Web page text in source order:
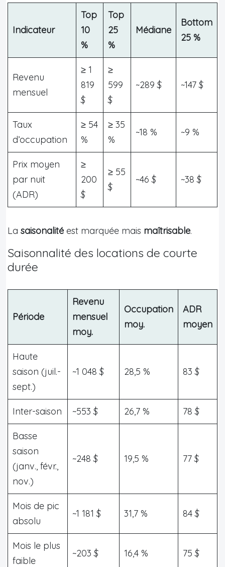
Indicateur
Top
10
%
Top
25
%
Médiane
Bottom
25 %
Revenu
mensuel
≥ 1
819
$
≥
599
$
~289 $ ~147 $
Taux
d’occupation
≥ 54
%
≥ 35
%
~18 % ~9 %
Prix moyen
par nuit
(ADR)
≥
200
$
≥ 55
$
~46 $ ~38 $
La saisonalité est marquée mais maîtrisable.
Saisonnalité des locations de courte
durée
Période
Revenu
mensuel
moy.
Occupation
moy.
ADR
moyen
Haute
saison (juil.-
sept.)
~1 048 $ 28,5 % 83 $
Inter-saison ~553 $ 26,7 % 78 $
Basse
saison
(janv., févr.,
nov.)
~248 $ 19,5 % 77 $
Mois de pic
absolu
~1 181 $ 31,7 % 84 $
Mois le plus
faible
~203 $ 16,4 % 75 $